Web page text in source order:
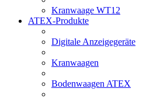
Kranwaage WT12
ATEX-Produkte
Digitale Anzeigegeräte
Kranwaagen
Bodenwaagen ATEX